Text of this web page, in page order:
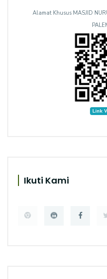
Alamat Khusus MASJID
Link
Ikuti Kami